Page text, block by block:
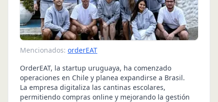
Mencionados: orderEAT
OrderEAT, la startup uruguaya, ha comenzado
operaciones en Chile y planea expandirse a Brasil.
La empresa digitaliza las cantinas escolares,
permitiendo compras online y mejorando la gestión